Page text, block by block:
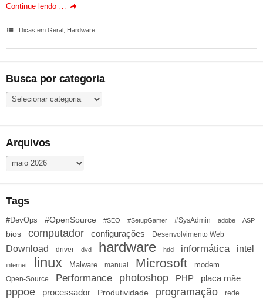
Continue lendo …
Dicas em Geral , Hardware
Busca por categoria
Busca
categoria
Arquivos
Arquivos
Tags
#DevOps #OpenSource #SEO #SetupGamer #SysAdmin adobe ASP
bios computador configurações Desenvolvimento Web
Download driver dvd hardware hdd informática intel
internet linux Malware manual Microsoft modem
Open-Source Performance photoshop PHP placa mãe
pppoe processador Produtividade programação rede